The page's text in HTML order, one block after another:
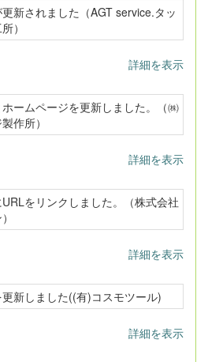
新されました（AGT service.タッ
）
詳細を表示
ームページを更新しました。（㈱
作所）
詳細を表示
をリンクしました。（株式会社
詳細を表示
新しました((有)コスモツール)
詳細を表示